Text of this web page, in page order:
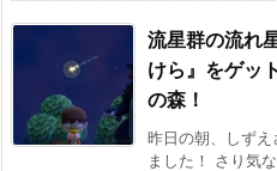
流星群の流れ
けら』をゲッ
の森！
昨日の朝、しず
ました！ さり気